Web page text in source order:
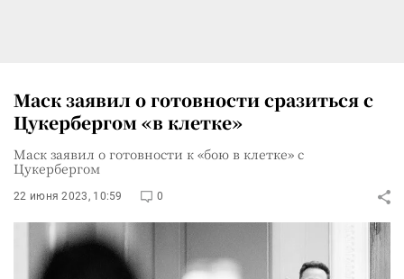
Маск заявил о готовности сразиться с
Цукербергом «в клетке»
Маск заявил о готовности к «бою в клетке» с
Цукербергом
22 июня 2023, 10:59 0